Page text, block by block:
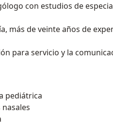
con estudios de
más de veinte años de
para servicio y la
pediátrica